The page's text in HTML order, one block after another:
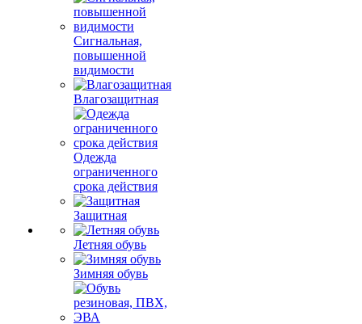
Сигнальная,
повышенной
видимости
Влагозащитная
Одежда
ограниченного
срока действия
Защитная
Летняя обувь
Зимняя обувь